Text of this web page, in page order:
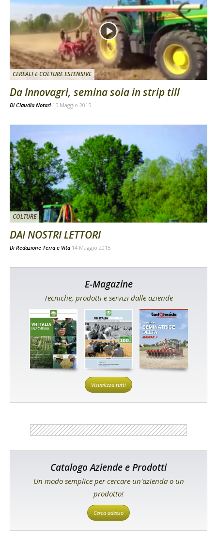
CEREALI E COLTURE ESTENSIVE
Da Innovagri, semina soia in strip till
Di Claudia Notari 15 Maggio 2015
COLTURE
DAI NOSTRI LETTORI
Di Redazione Terra e Vita 14 Maggio 2015
E-Magazine
Tecniche, prodotti e servizi dalle aziende
Visualizza tutti
Catalogo Aziende e Prodotti
Un modo semplice per cercare un'azienda o un
prodotto!
Cerca adesso